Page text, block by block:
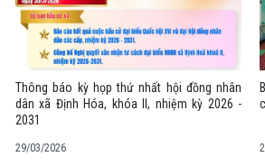
Thông báo kỳ họp thứ nhất hội đồng nhân
dân xã Định Hóa, khóa II, nhiệm kỳ 2026 -
2031
29/03/2026